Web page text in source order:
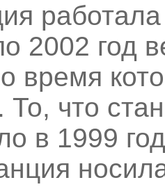
2002 год
время
То, что
в 1999